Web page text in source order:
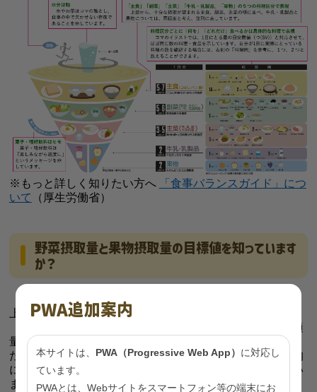
※もっと詳しく知りたい方へ
「食事バランスガイド」につ
いて
（厚生労働省）
野菜摂取量と果物摂取量の目標値を知っています
か？
国が示す目標値は、野菜摂取量の平均値が１日350ｇ以
上、果物摂取量の平均値が１日200ｇです。
循環器疾患やがんなどの予防には、十分な量の野菜と適
量の果物を摂取することが効果的だと言われています。ま
た、特定の成分を強化した食品に頼るのではなく、基本的
には通常の食事の中で摂取することが望ましいとされてい
ます。
PWA追加案内
本サイトは、 PWA（Progressive Web App） に対応し
ています。
PWAとは、Webサイトをスマートフォン等の端末にお